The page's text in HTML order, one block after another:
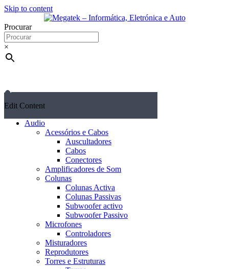
Skip to content
Procurar
×
Edit Content
Audio
Acessórios e Cabos
Auscultadores
Cabos
Conectores
Amplificadores de Som
Colunas
Colunas Activa
Colunas Passivas
Subwoofer activo
Subwoofer Passivo
Microfones
Controladores
Misturadores
Reprodutores
Torres e Estruturas